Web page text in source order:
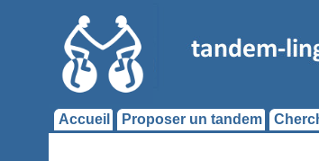
Accueil Proposer un tandem